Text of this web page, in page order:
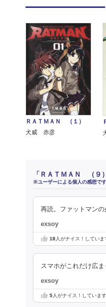
ＲＡＴＭＡＮ （１）
犬威 赤彦
「ＲＡＴＭＡＮ （９
※ユーザーによる個人の感想です
再読。ファットマンの
exsoy
18人がナイス！していま
スマホがこれだけ広
exsoy
5人がナイス！しています